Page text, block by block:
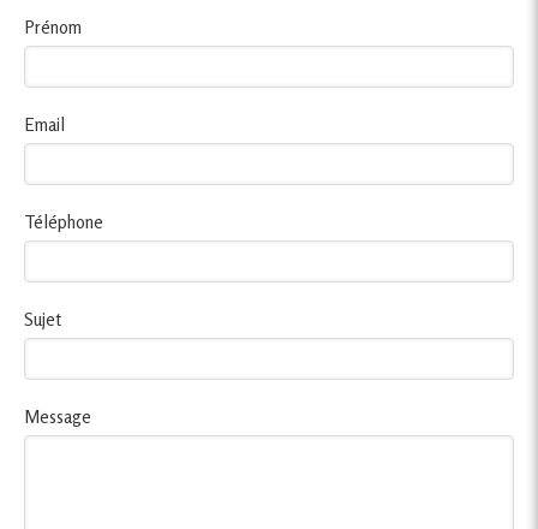
Prénom
Email
Téléphone
Sujet
Message